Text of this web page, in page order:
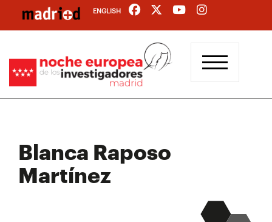
contenido
ENGLISH
Blanca Raposo
Martínez​